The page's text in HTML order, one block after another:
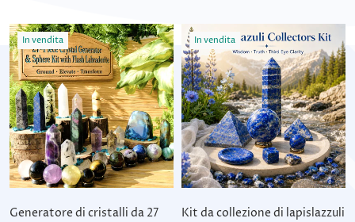
In vendita
Generatore di cristalli da 27
In vendita
Kit da collezione di lapislazzuli